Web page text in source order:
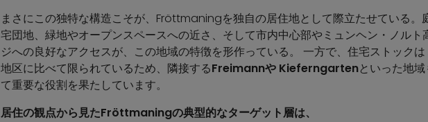
まさにこの独特な構造こそが、Fröttmaningを独自の居住地として際立たせている。
宅団地、緑地やオープンスペースへの近さ、そして市内中心部やミュンヘン・ノルト
ジへの良好なアクセスが、この地域の特徴を形作っている。 一方で、住宅ストック
地区に比べて限られているため、隣接するFreimannや Kieferngartenといった地
て重要な役割を果たしています。
居住の観点から見たFröttmaningの典型的なターゲット層は、